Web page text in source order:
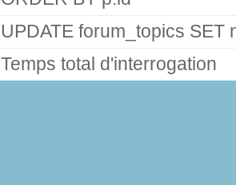
UPDATE forum_topics
Temps total d'interrogation